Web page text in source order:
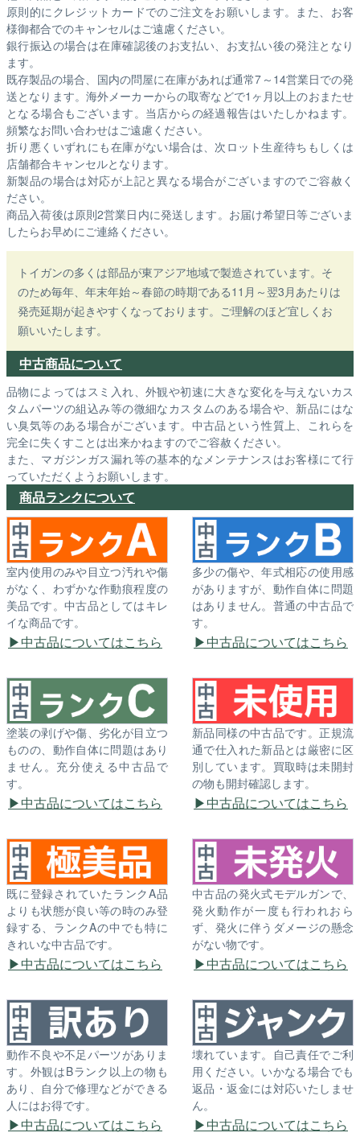
原則的にクレジットカードでのご注文をお願いします。また、お客
様御都合でのキャンセルはご遠慮ください。
銀行振込の場合は在庫確認後のお支払い、お支払い後の発注となり
ます。
既存製品の場合、国内の問屋に在庫があれば通常7～14営業日での発
送となります。海外メーカーからの取寄などで1ヶ月以上のおまたせ
となる場合もございます。 当店からの経過報告はいたしかねます。
頻繁なお問い合わせはご遠慮ください。
折り悪くいずれにも在庫がない場合は、次ロット生産待ちもしくは
店舗都合キャンセルとなります。
新製品の場合は対応が上記と異なる場合がございますのでご容赦く
ださい。
商品入荷後は原則2営業日内に発送します。お届け希望日等ございま
したらお早めにご連絡ください。
トイガンの多くは部品が東アジア地域で製造されています。そ
のため毎年、年末年始～春節の時期である11月～翌3月あたりは
発売延期が起きやすくなっております。ご理解のほど宜しくお
願いいたします。
中古商品について
品物によってはスミ入れ、外観や初速に大きな変化を与えないカス
タムパーツの組込み等の微細なカスタムのある場合や、新品にはな
い臭気等のある場合がございます。中古品という性質上、これらを
完全に失くすことは出来かねますのでご容赦ください。
また、マガジンガス漏れ等の基本的なメンテナンスはお客様にて行
っていただくようお願いします。
商品ランクについて
室内使用のみや目立つ汚れや傷
がなく、わずかな作動痕程度の
美品です。中古品としてはキレ
イな商品です。
中古品についてはこちら
多少の傷や、年式相応の使用感
がありますが、動作自体に問題
はありません。普通の中古品で
す。
中古品についてはこちら
塗装の剥げや傷、劣化が目立つ
ものの、動作自体に問題はあり
ません。充分使える中古品で
す。
中古品についてはこちら
新品同様の中古品です。正規流
通で仕入れた新品とは厳密に区
別しています。買取時は未開封
の物も開封確認します。
中古品についてはこちら
既に登録されていたランクA品
よりも状態が良い等の時のみ登
録する、ランクAの中でも特に
きれいな中古品です。
中古品についてはこちら
中古品の発火式モデルガンで、
発火動作が一度も行われおら
ず、発火に伴うダメージの懸念
がない物です。
中古品についてはこちら
動作不良や不足パーツがありま
す。外観はBランク以上の物も
あり、自分で修理などができる
人にはお得です。
中古品についてはこちら
壊れています。自己責任でご利
用ください。いかなる場合でも
返品・返金には対応いたしませ
ん。
中古品についてはこちら